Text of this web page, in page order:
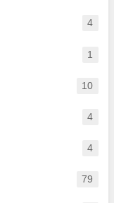
4
1
10
4
4
79